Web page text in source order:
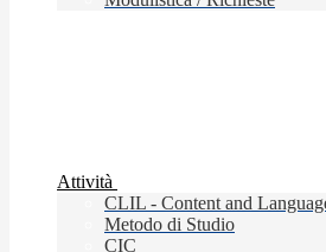
Attività
CLIL - Content and
Metodo di Studio
CIC